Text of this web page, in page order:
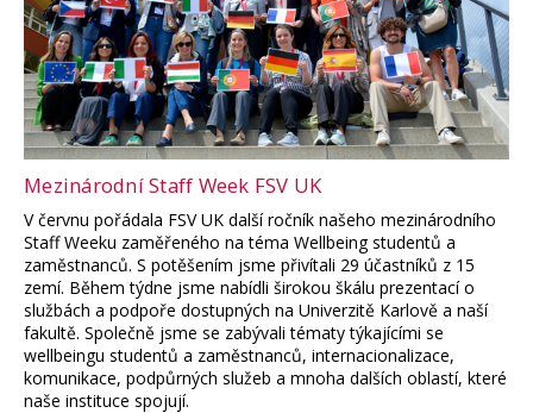
Mezinárodní Staff Week FSV UK
V červnu pořádala FSV UK další ročník našeho mezinárodního
Staff Weeku zaměřeného na téma Wellbeing studentů a
zaměstnanců. S potěšením jsme přivítali 29 účastníků z 15
zemí. Během týdne jsme nabídli širokou škálu prezentací o
službách a podpoře dostupných na Univerzitě Karlově a naší
fakultě. Společně jsme se zabývali tématy týkajícími se
wellbeingu studentů a zaměstnanců, internacionalizace,
komunikace, podpůrných služeb a mnoha dalších oblastí, které
naše instituce spojují.